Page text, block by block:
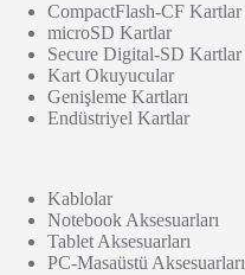
CompactFlash-CF Kartlar
microSD Kartlar
Secure Digital-SD Kartlar
Kart Okuyucular
Genişleme Kartları
Endüstriyel Kartlar
Kablolar
Notebook Aksesuarları
Tablet Aksesuarları
PC-Masaüstü Aksesuarları